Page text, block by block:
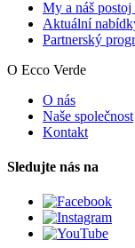
My a náš
Aktuální
Partnerský
O Ecco Verde
O nás
Naše společnost
Kontakt
Sledujte nás na